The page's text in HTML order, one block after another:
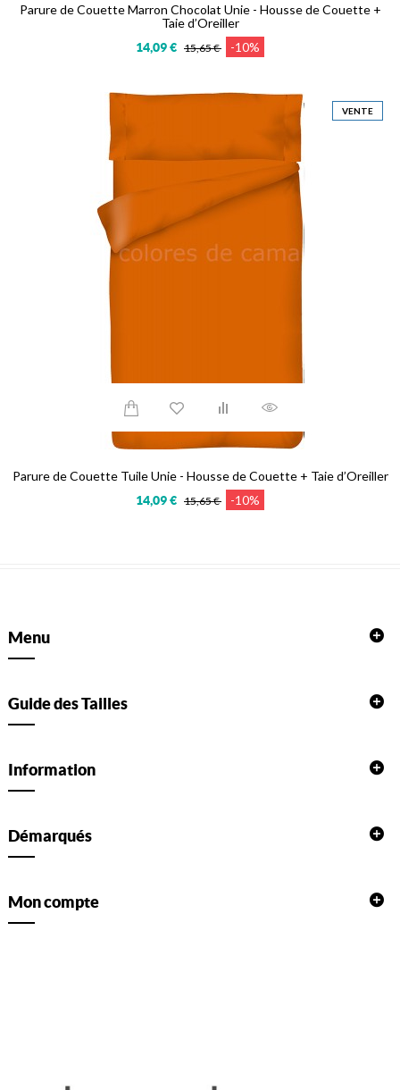
Parure de Couette Marron Chocolat Unie - Housse de Couette +
Taie d’Oreiller
14,09 € 15,65 € -10%
VENTE
Parure de Couette Tuile Unie - Housse de Couette + Taie d’Oreiller
14,09 € 15,65 € -10%
Menu
Guide des Tailles
Information
Démarqués
Mon compte